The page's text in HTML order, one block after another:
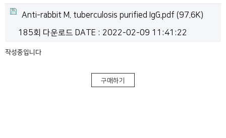
제품구매하기
Anti-rabbit M. tuberculosis purified IgG.pdf (97.6K)
185회 다운로드 DATE : 2022-02-09 11:41:22
작성중입니다
구매하기